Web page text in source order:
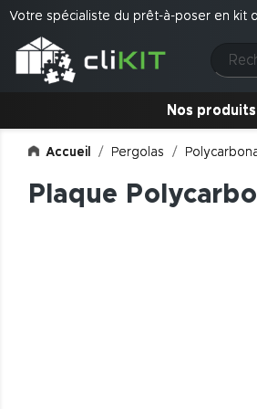
Votre spécialiste du prêt-à-poser en kit
Nos produits
Accueil Pergolas
Plaque